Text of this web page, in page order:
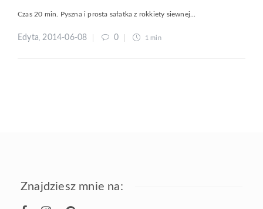
Czas 20 min. Pyszna i prosta sałatka z rokkiety siewnej...
Edyta 2014-06-08 0 1 min
Znajdziesz mnie na: